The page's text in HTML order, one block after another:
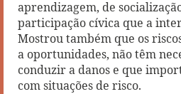
aprendizagem, de
participação cívica que a
Mostrou também que os
a oportunidades, não têm
conduzir a danos e que
com situações de risco.